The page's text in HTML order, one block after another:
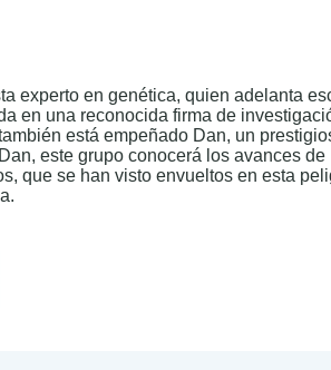
experto en genética, quien adelanta
en una reconocida firma de
está empeñado Dan, un
este grupo conocerá los avances
que se han visto envueltos en esta